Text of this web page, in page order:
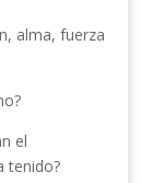
alma, fuerza
el
tenido?